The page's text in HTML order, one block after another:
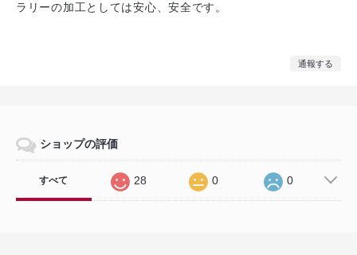
ラリーの加工としては安心、安全です。
通報する
ショップの評価
すべて 28 0 0